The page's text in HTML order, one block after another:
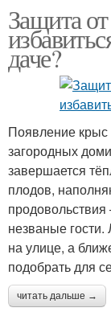
Защита
даче?
Появление
загородных
завершается
плодов,
незваные
на улице, а
подобрать для
читать дальше →